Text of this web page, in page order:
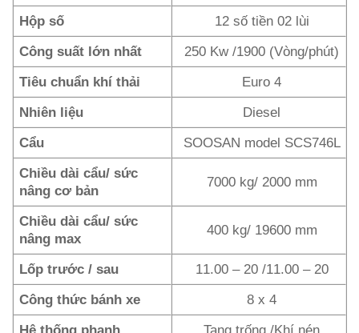
Hộp số
12 số tiền 02 lùi
Công suất lớn nhất
250 Kw /1900 (Vòng/phút)
Tiêu chuẩn khí thải
Euro 4
Nhiên liệu
Diesel
Cẩu
SOOSAN model SCS746L
Chiều dài cẩu/ sức
nâng cơ bản
7000 kg/ 2000 mm
Chiều dài cẩu/ sức
nâng max
400 kg/ 19600 mm
Lốp trước / sau
11.00 – 20 /11.00 – 20
Công thức bánh xe
8 x 4
Hệ thống phanh
Tang trống /Khí nén